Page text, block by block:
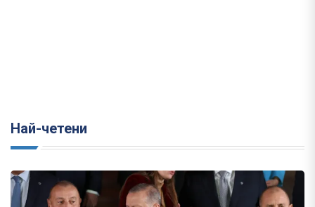
Най-четени